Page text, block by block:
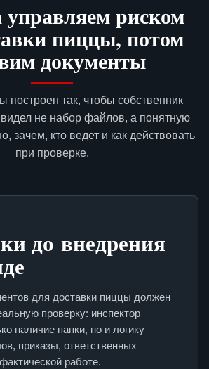
риском
пиццы, потом
документы
построен так, чтобы собственник
не набор файлов, а понятную
зачем, кто ведет и как действовать
при проверке.
до внедрения
для доставки пиццы должен
проверку: инспектор
наличие папки, но и логику
приказы, ответственных
работе.